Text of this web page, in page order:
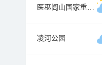
医巫闾山国家重点风景名胜区
凌河公园